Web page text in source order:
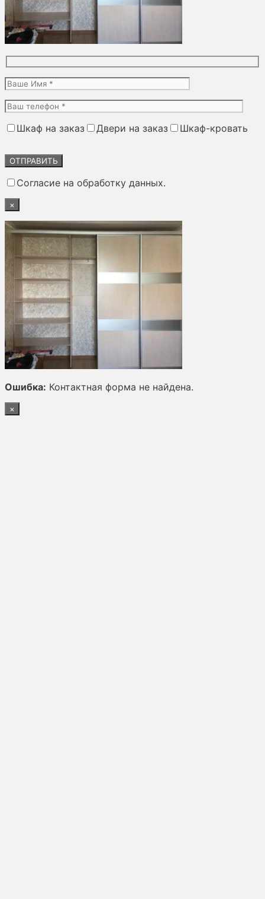
Шкаф на заказ Двери на заказ
Шкаф-кровать
это
пустым.
Согласие на обработку данных.
×
Ошибка: Контактная форма не найдена.
×